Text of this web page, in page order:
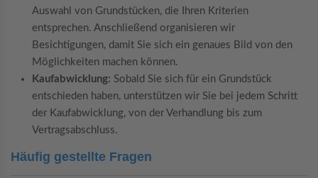
Auswahl von Grundstücken, die Ihren Kriterien
entsprechen. Anschließend organisieren wir
Besichtigungen, damit Sie sich ein genaues Bild von den
Möglichkeiten machen können.
Kaufabwicklung: Sobald Sie sich für ein Grundstück
entschieden haben, unterstützen wir Sie bei jedem Schritt
der Kaufabwicklung, von der Verhandlung bis zum
Vertragsabschluss.
Häufig gestellte Fragen